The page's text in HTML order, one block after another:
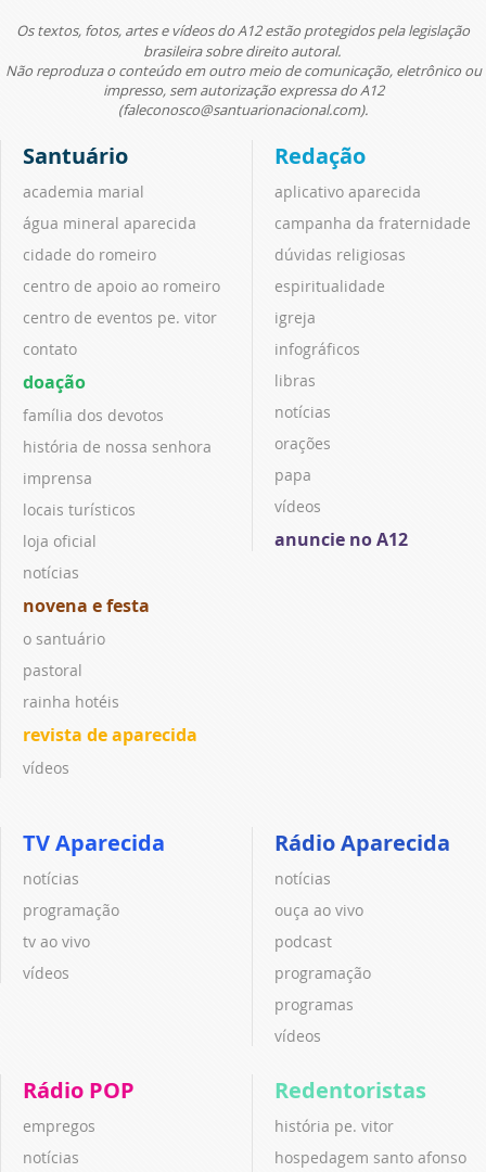
Os textos, fotos, artes e vídeos do A12 estão protegidos pela legislação
brasileira sobre direito autoral.
Não reproduza o conteúdo em outro meio de comunicação, eletrônico ou
impresso, sem autorização expressa do A12
(faleconosco@santuarionacional.com).
Santuário
academia marial
água mineral aparecida
cidade do romeiro
centro de apoio ao romeiro
centro de eventos pe. vitor
contato
doação
família dos devotos
história de nossa senhora
imprensa
locais turísticos
loja oficial
notícias
novena e festa
o santuário
pastoral
rainha hotéis
revista de aparecida
vídeos
Redação
aplicativo aparecida
campanha da fraternidade
dúvidas religiosas
espiritualidade
igreja
infográficos
libras
notícias
orações
papa
vídeos
anuncie no A12
TV Aparecida
notícias
programação
tv ao vivo
vídeos
Rádio Aparecida
notícias
ouça ao vivo
podcast
programação
programas
vídeos
Rádio POP
empregos
notícias
Redentoristas
história pe. vitor
hospedagem santo afonso